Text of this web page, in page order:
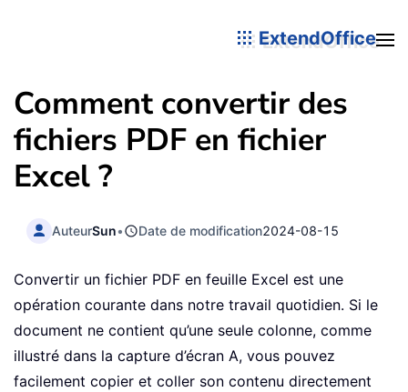
ExtendOffice
Comment convertir des
fichiers PDF en fichier
Excel ?
AuteurSun• Date de modification2024-08-15
Convertir un fichier PDF en feuille Excel est une
opération courante dans notre travail quotidien. Si le
document ne contient qu’une seule colonne, comme
illustré dans la capture d’écran A, vous pouvez
facilement copier et coller son contenu directement